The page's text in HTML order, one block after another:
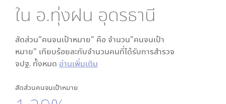
ใน อ.ทุ่งฝน อุดรธานี
สัดส่วน"คนจนเป้าหมาย" คือ จำนวน"คนจนเป้า
หมาย" เทียบร้อยละกับจำนวนคนที่ได้รับการสำรวจ
จปฐ. ทั้งหมด อ่านเพิ่มเติม
สัดส่วนคนจนเป้าหมาย